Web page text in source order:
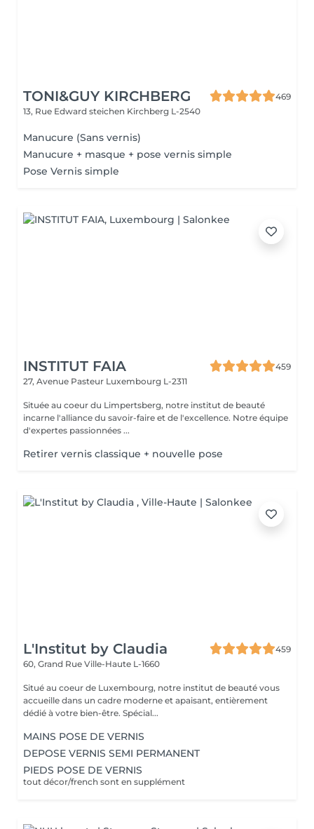
TONI&GUY KIRCHBERG
469
13, Rue Edward steichen Kirchberg L-2540
Manucure (Sans vernis)
Manucure + masque + pose vernis simple
Pose Vernis simple
INSTITUT FAIA
459
27, Avenue Pasteur Luxembourg L-2311
Située au coeur du Limpertsberg, notre institut de beauté
incarne l'alliance du savoir-faire et de l'excellence. Notre équipe
d'expertes passionnées ...
Retirer vernis classique + nouvelle pose
L'Institut by Claudia
459
60, Grand Rue Ville-Haute L-1660
Situé au coeur de Luxembourg, notre institut de beauté vous
accueille dans un cadre moderne et apaisant, entièrement
dédié à votre bien-être. Spécial...
MAINS POSE DE VERNIS
DEPOSE VERNIS SEMI PERMANENT
PIEDS POSE DE VERNIS
tout décor/french sont en supplément